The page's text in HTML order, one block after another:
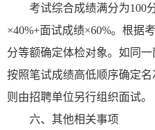
考试综合成绩满分为100
×40%+面试成绩×60%。根据
分等额确定体检对象。如同
按照笔试成绩高低顺序确定名
则由招聘单位另行组织面试。
六、其他相关事项